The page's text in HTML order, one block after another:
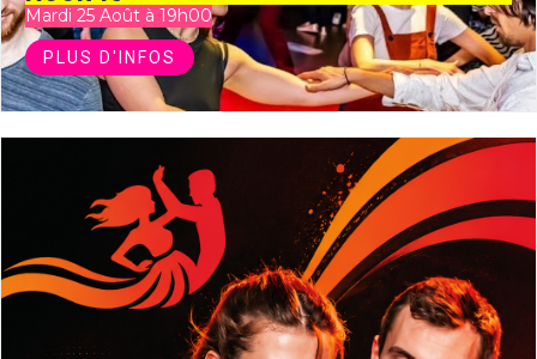
Mardi 25 Août à 19h00
PLUS D'INFOS